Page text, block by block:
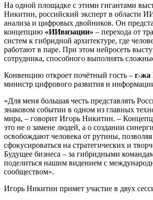
На одной площадке с этими гигантами
Никитин, российский эксперт в области
анализа и цифровых двойников. Он
концепцию «ИИвизации» – перехода от
систем к гибридной архитектуре, где
работают в паре. При этом нейросеть
сотрудника, способного выполнять
Конвенцию откроет почётный гость – г-жа
министр цифрового развития и
«Для меня большая честь представлять
знаковом событии в одном из главных
мира, – говорит Игорь Никитин. –
это не о замене людей, а о создании
освобождают человека от рутины,
сфокусироваться на стратегических и
Будущее бизнеса – за гибридными
поделиться нашим видением с
сообществом».
Игорь Никитин примет участие в двух